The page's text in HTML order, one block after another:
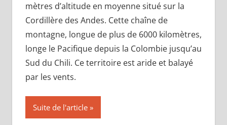
mètres d’altitude en moyenne situé sur la
Cordillère des Andes. Cette chaîne de
montagne, longue de plus de 6000 kilomètres,
longe le Pacifique depuis la Colombie jusqu’au
Sud du Chili. Ce territoire est aride et balayé
par les vents.
Suite de l'article